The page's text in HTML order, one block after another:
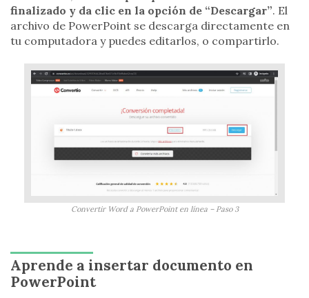
finalizado y da clic en la opción de “Descargar”. El
archivo de PowerPoint se descarga directamente en
tu computadora y puedes editarlos, o compartirlo.
Convertir Word a PowerPoint en línea – Paso 3
Aprende a insertar documento en
PowerPoint